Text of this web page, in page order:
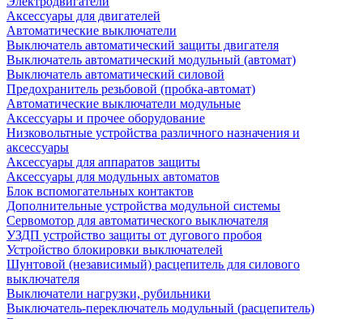
Аксессуары для двигателей
Автоматические выключатели
Выключатель автоматический защиты двигателя
Выключатель автоматический модульный (автомат)
Выключатель автоматический силовой
Предохранитель резьбовой (пробка-автомат)
Автоматические выключатели модульные
Аксессуары и прочее оборудование
Низковольтные устройства различного назначения и
аксессуары
Аксессуары для аппаратов защиты
Аксессуары для модульных автоматов
Блок вспомогательных контактов
Дополнительные устройства модульной системы
Сервомотор для автоматического выключателя
УЗДП устройство защиты от дугового пробоя
Устройство блокировки выключателей
Шунтовой (независимый) расцепитель для силового
выключателя
Выключатели нагрузки, рубильники
Выключатель-переключатель модульный (расцепитель)